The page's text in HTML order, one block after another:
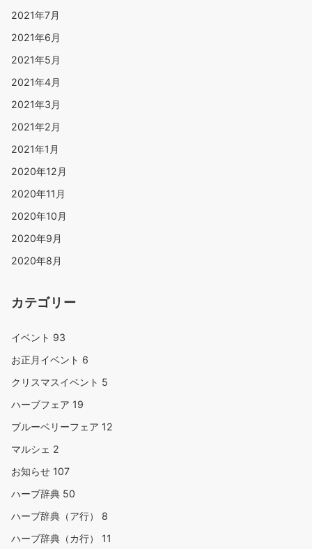
2021年7月
2021年6月
2021年5月
2021年4月
2021年3月
2021年2月
2021年1月
2020年12月
2020年11月
2020年10月
2020年9月
2020年8月
カテゴリー
イベント 93
お正月イベント 6
クリスマスイベント 5
ハーブフェア 19
ブルーベリーフェア 12
マルシェ 2
お知らせ 107
ハーブ辞典 50
ハーブ辞典（ア行） 8
ハーブ辞典（カ行） 11